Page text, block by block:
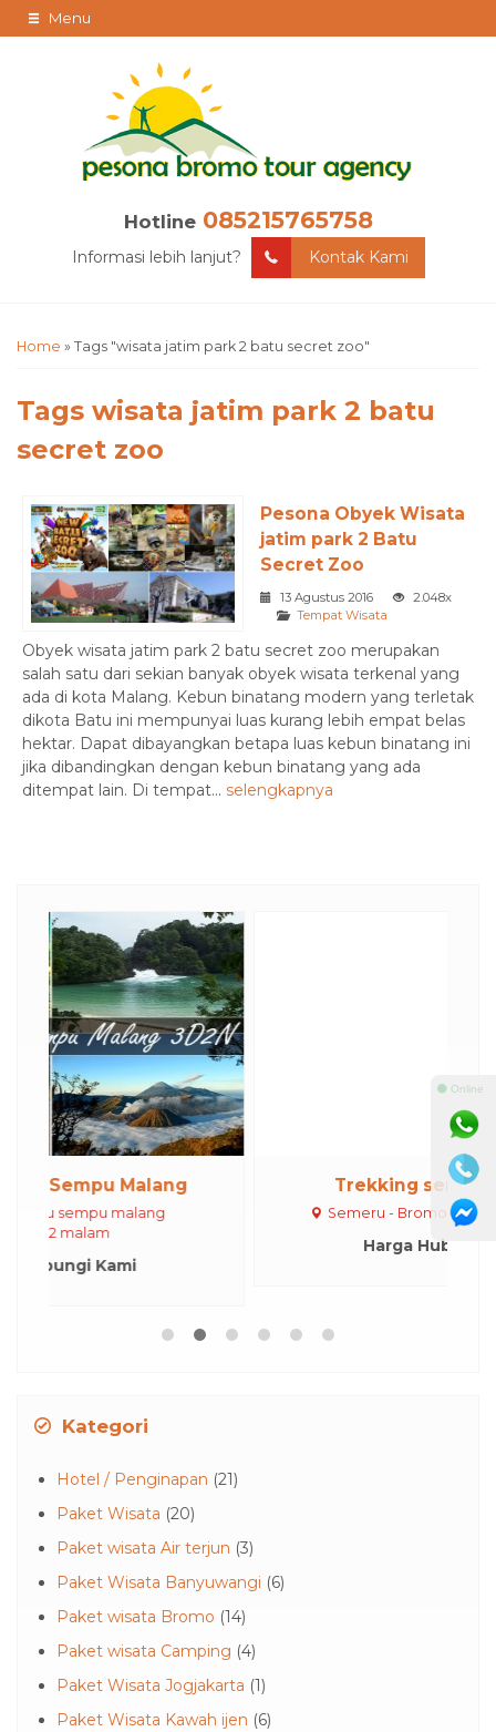
Menu
Hotline 085215765758
Informasi lebih lanjut? Kontak Kami
Home » Tags "wisata jatim park 2 batu secret zoo"
Tags wisata jatim park 2 batu
secret zoo
Pesona Obyek Wisata
jatim park 2 Batu
Secret Zoo
13 Agustus 2016
2.048x
Tempat Wisata
Obyek wisata jatim park 2 batu secret zoo merupakan
salah satu dari sekian banyak obyek wisata terkenal yang
ada di kota Malang. Kebun binatang modern yang terletak
dikota Batu ini mempunyai luas kurang lebih empat belas
hektar. Dapat dibayangkan betapa luas kebun binatang ini
jika dibandingkan dengan kebun binatang yang ada
ditempat lain. Di tempat... selengkapnya
Trekking semeru Bromo
Semeru - Bromo 4 hari 3 malam
Kategori
Hotel / Penginapan (21)
Paket Wisata (20)
Paket wisata Air terjun (3)
Paket Wisata Banyuwangi (6)
Paket wisata Bromo (14)
Paket wisata Camping (4)
Paket Wisata Jogjakarta (1)
Paket Wisata Kawah ijen (6)
⚫ Online